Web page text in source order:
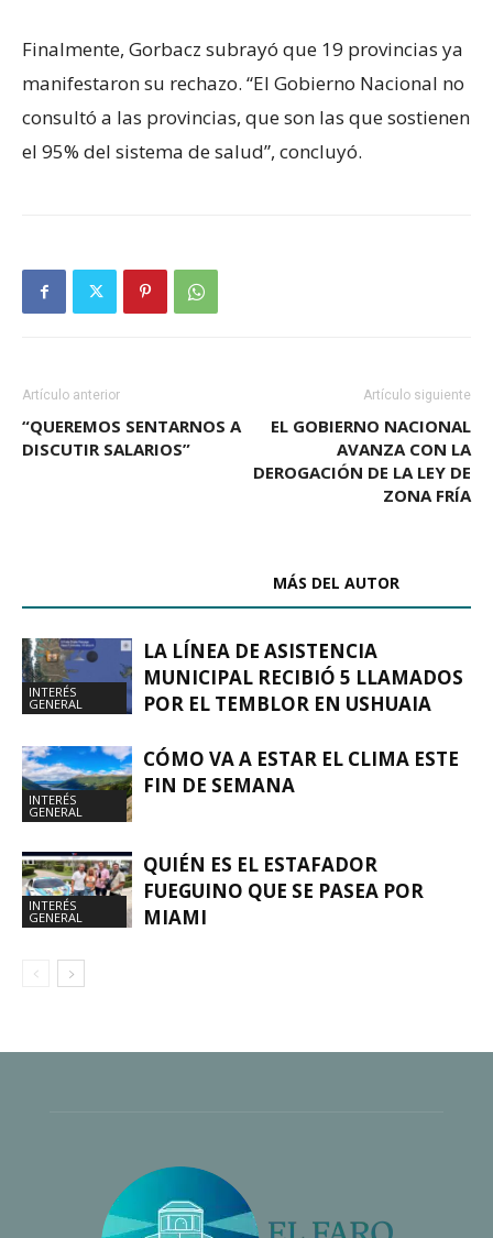
Finalmente, Gorbacz subrayó que 19 provincias ya
manifestaron su rechazo. “El Gobierno Nacional no
consultó a las provincias, que son las que sostienen
el 95% del sistema de salud”, concluyó.
Artículo anterior
“QUEREMOS SENTARNOS A
DISCUTIR SALARIOS”
Artículo siguiente
EL GOBIERNO NACIONAL
AVANZA CON LA
DEROGACIÓN DE LA LEY DE
ZONA FRÍA
MÁS DEL AUTOR
INTERÉS
GENERAL
LA LÍNEA DE ASISTENCIA
MUNICIPAL RECIBIÓ 5 LLAMADOS
POR EL TEMBLOR EN USHUAIA
INTERÉS
GENERAL
CÓMO VA A ESTAR EL CLIMA ESTE
FIN DE SEMANA
INTERÉS
GENERAL
QUIÉN ES EL ESTAFADOR
FUEGUINO QUE SE PASEA POR
MIAMI